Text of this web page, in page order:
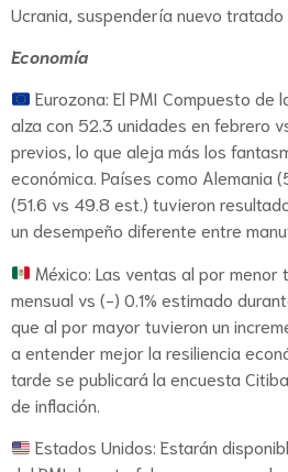
Ucrania, suspendería nuevo tratado
Economía
Eurozona: El PMI Compuesto de
alza con 52.3 unidades en febrero
previos, lo que aleja más los
económica. Países como Alemania
(51.6 vs 49.8 est.) tuvieron
un desempeño diferente entre
México: Las ventas al por menor
mensual vs (-) 0.1% estimado
que al por mayor tuvieron un
a entender mejor la resiliencia
tarde se publicará la encuesta
de inflación.
Estados Unidos: Estarán